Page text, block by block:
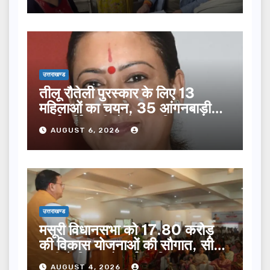
उत्तराखण्ड
तीलू रौतेली पुरस्कार के लिए 13
महिलाओं का चयन, 35 आंगनबाड़ी
कार्यकर्तियां भी होंगी सम्मानित…
AUGUST 6, 2026
उत्तराखण्ड
मसूरी विधानसभा को 17.80 करोड़
की विकास योजनाओं की सौगात, सीएम
धामी ने किया लोकार्पण-शिलान्यास.
AUGUST 4, 2026